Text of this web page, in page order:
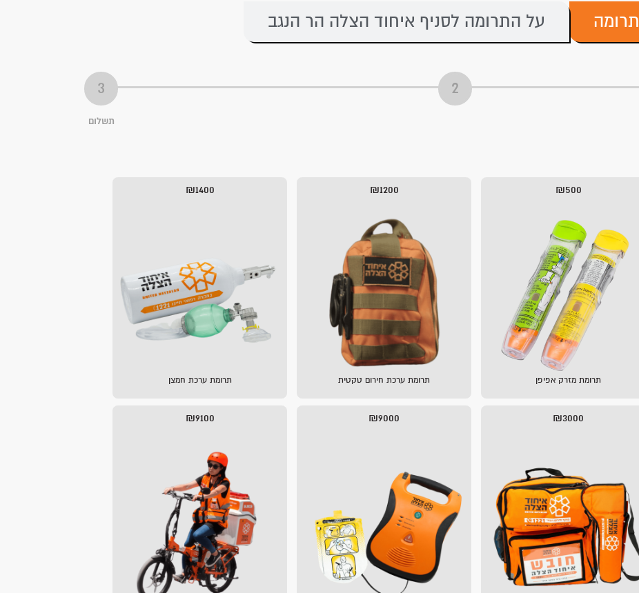
תרומה על התרומה לסניף איחוד הצלה הר הנגב
תשלום
₪500
תרומת מזרק אפיפן
₪1200
תרומת ערכת חירום טקטית
₪1400
תרומת ערכת חמצן
₪3000
₪9000
₪9100